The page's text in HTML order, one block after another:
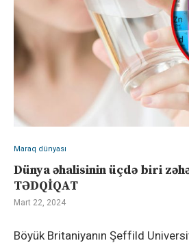
Maraq dünyası
Dünya əhalisinin üçdə biri
TƏDQİQAT
Mart 22, 2024
Böyük Britaniyanın Şeffild